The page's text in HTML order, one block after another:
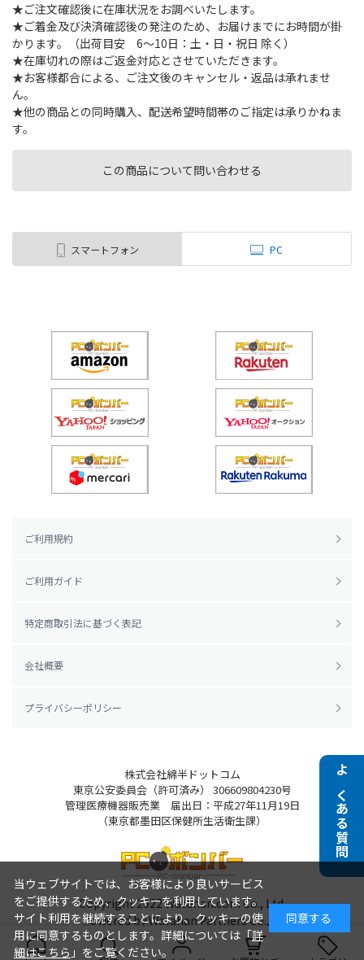
よくある質問
この商品について問い合わせる
★ご注文確認後に在庫状況をお調べいたします。
★ご着金及び決済確認後の発注のため、お届けまでにお時間が掛
かります。（出荷目安 6～10日：土・日・祝日 除く）
★在庫切れの際はご返金対応とさせていただきます。
★お客様都合による、ご注文後のキャンセル・返品は承れませ
ん。
★他の商品との同時購入、配送希望時間帯のご指定は承りかねま
す。
スマートフォン PC
ご利用規約
ご利用ガイド
特定商取引法に基づく表記
会社概要
プライバシーポリシー
株式会社綿半ドットコム
東京公安委員会（許可済み） 306609804230号
管理医療機器販売業 届出日：平成27年11月19日
（東京都墨田区保健所生活衛生課）
Copyright 2022Watahan.com Co., Ltd.
Powered by Watahan Partners Co., Ltd.
当ウェブサイトでは、お客様により良いサービス
をご提供するため、クッキーを利用しています。
サイト利用を継続することにより、クッキーの使
用に同意するものとします。詳細については「詳
細はこちら 」をご覧ください。
同意する